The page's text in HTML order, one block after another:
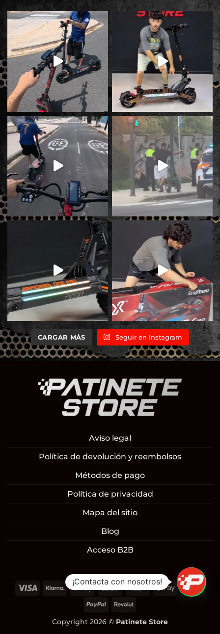
CARGAR MÁS Seguir en Instagram
Aviso legal
Política de devolución y reembolsos
Métodos de pago
Política de privacidad
Mapa del sitio
Blog
Acceso B2B
Visa Klarna
Apple
Cash
Delivery
Cash
Google
Pay
PayPal Revolut
Copyright 2026 © Patinete Store
¡Contacta con nosotros!